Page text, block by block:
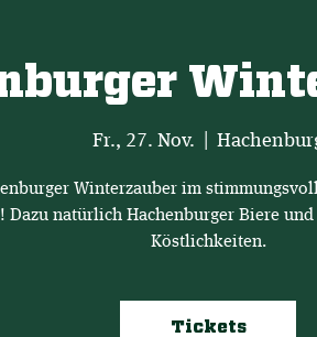
Fr., 27. Nov.
Winterzauber im
Dazu natürlich Hachenburger Biere
Köstlichkeiten.
Tickets